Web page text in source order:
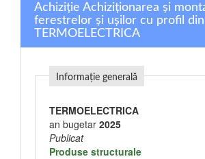
Achiziție Achiziționarea și
ferestrelor și ușilor cu profil
TERMOELECTRICA
Informație generală
TERMOELECTRICA
an bugetar 2025
Publicat
Produse structurale